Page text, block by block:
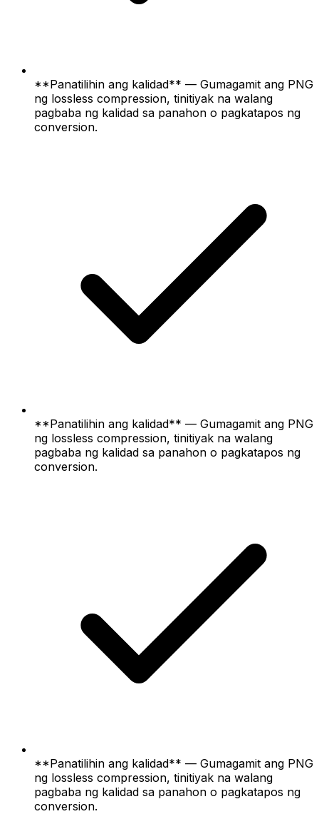
**Panatilihin ang kalidad** — Gumagamit ang PNG
ng lossless compression, tinitiyak na walang
pagbaba ng kalidad sa panahon o pagkatapos ng
conversion.
**Panatilihin ang kalidad** — Gumagamit ang PNG
ng lossless compression, tinitiyak na walang
pagbaba ng kalidad sa panahon o pagkatapos ng
conversion.
**Panatilihin ang kalidad** — Gumagamit ang PNG
ng lossless compression, tinitiyak na walang
pagbaba ng kalidad sa panahon o pagkatapos ng
conversion.